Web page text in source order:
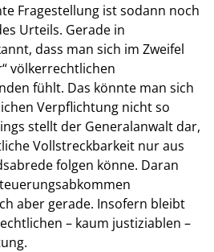
Fragestellung ist sodann noch
Urteils. Gerade in
dass man sich im Zweifel
völkerrechtlichen
fühlt. Das könnte man sich
Verpflichtung nicht so
stellt der Generalanwalt dar,
Vollstreckbarkeit nur aus
folgen könne. Daran
aber gerade. Insofern bleibt
– kaum justiziablen –